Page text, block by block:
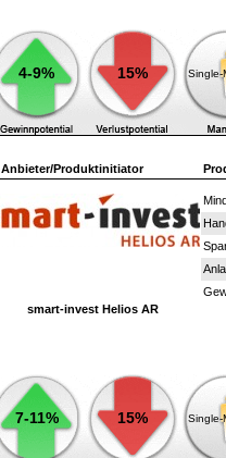
4-9% 15% Single-
Anbieter/Produktinitiator
smart-invest Helios AR
7-11% 15% Single-